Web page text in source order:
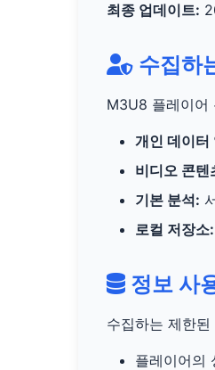
최종 업데이트:
수집하
M3U8 플레이어
개인 데이터
비디오 콘텐
기본 분석:
로컬 저장소:
정보 사
수집하는 제한
플레이어의